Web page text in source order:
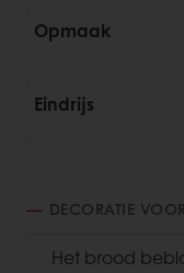
Opmaak
Eindrijs
DECORATIE
Het brood